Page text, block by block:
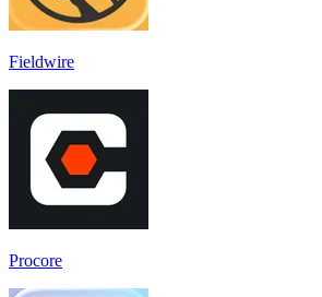
Fieldwire
Procore